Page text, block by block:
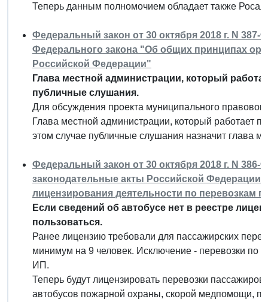
Теперь данным полномочием обладает также
Федеральный закон от 30 октября 2018 г. N
Федерального закона "Об общих принципах
Российской Федерации"
Глава местной администрации, который
публичные слушания.
Для обсуждения проекта муниципального
Глава местной администрации, который работает
этом случае публичные слушания назначит глава
Федеральный закон от 30 октября 2018 г. N
законодательные акты Российской Федерации
лицензирования деятельности по перевозкам
Если сведений об автобусе нет в реестре
пользоваться.
Ранее лицензию требовали для пассажирских
минимум на 9 человек. Исключение - перевозки по
ИП.
Теперь будут лицензировать перевозки
автобусов пожарной охраны, скорой медпомощи,